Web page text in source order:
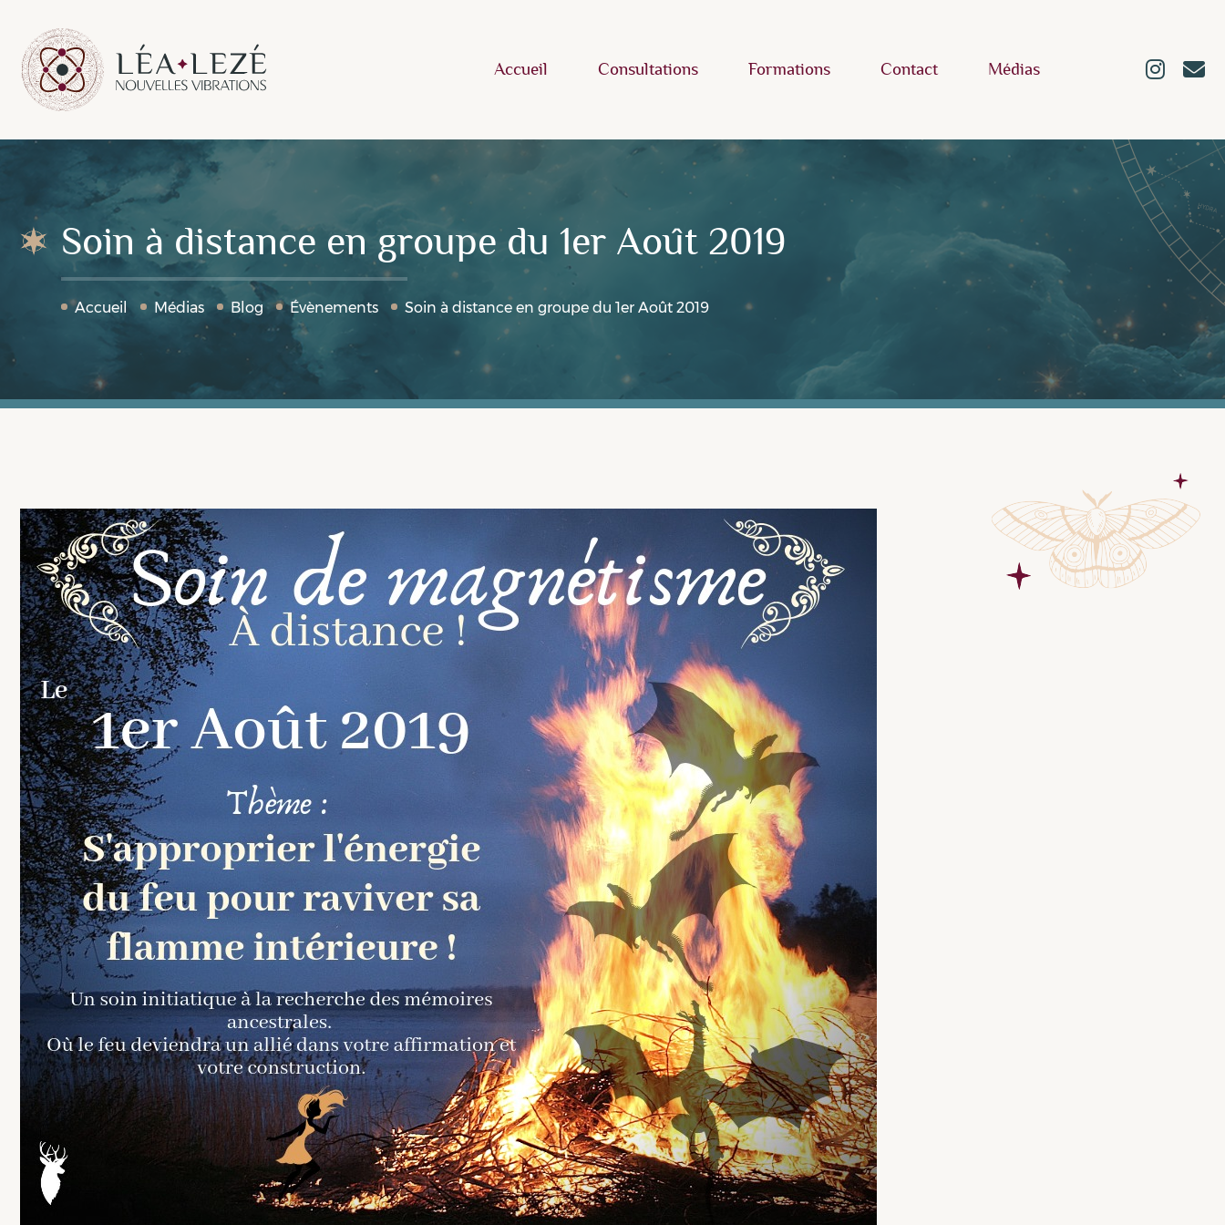
Accueil Consultations Formations Contact Médias
Soin à distance en groupe du 1er Août 2019
Accueil Médias Blog Évènements Soin à distance en groupe du 1er Août 2019